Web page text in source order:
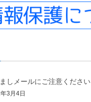
しメールにご注意ください
3月4日